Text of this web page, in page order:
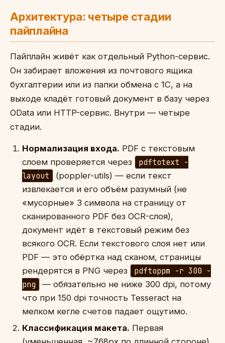
Архитектура: четыре стадии
пайплайна
Пайплайн живёт как отдельный Python-сервис.
Он забирает вложения из почтового ящика
бухгалтерии или из папки обмена с 1С, а на
выходе кладёт готовый документ в базу через
OData или HTTP-сервис. Внутри — четыре
стадии.
Нормализация входа. PDF с текстовым
слоем проверяется через
pdftotext -
layout
(poppler-utils) — если текст
извлекается и его объём разумный (не
«мусорные» 3 символа на страницу от
сканированного PDF без OCR-слоя),
документ идёт в текстовый режим без
всякого OCR. Если текстового слоя нет или
PDF — это обёртка над сканом, страницы
рендерятся в PNG через
pdftoppm -r 300 -
png
— обязательно не ниже 300 dpi, потому
что при 150 dpi точность Tesseract на
мелком кегле счетов падает ощутимо.
Классификация макета. Первая